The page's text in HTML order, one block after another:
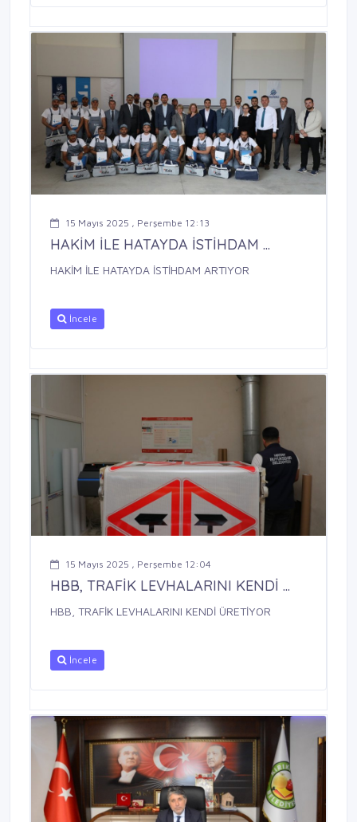
15 Mayıs 2025 , Perşembe 12:13
HAKİM İLE HATAYDA İSTİHDAM ...
HAKİM İLE HATAYDA İSTİHDAM ARTIYOR
İncele
15 Mayıs 2025 , Perşembe 12:04
HBB, TRAFİK LEVHALARINI KENDİ ...
HBB, TRAFİK LEVHALARINI KENDİ ÜRETİYOR
İncele